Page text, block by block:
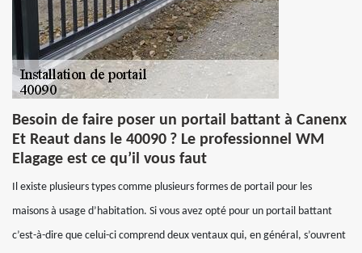
Besoin de faire poser un portail battant à Canenx
Et Reaut dans le 40090 ? Le professionnel WM
Elagage est ce qu’il vous faut
Il existe plusieurs types comme plusieurs formes de portail pour les
maisons à usage d’habitation. Si vous avez opté pour un portail battant
c’est-à-dire que celui-ci comprend deux ventaux qui, en général, s’ouvrent